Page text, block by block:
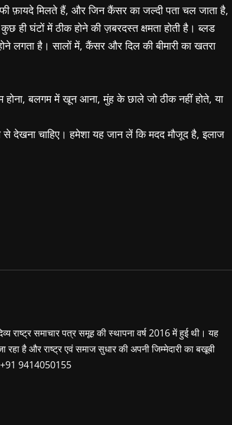
फ़ायदे मिलते हैं, और जिन कैंसर का जल्दी पता चल जाता है,
घंटों में ठीक होने की ज़बरदस्त क्षमता होती है। ब्लड
लगता है। सालों में, कैंसर और दिल की बीमारी का खतरा
होना, बलगम में खून आना, मुंह के छाले जो ठीक नहीं होते, या
से देखना चाहिए। हमेशा यह जान लें कि मदद मौजूद है, इलाज
राष्ट्र समाचार पत्र समूह की स्थापना वर्ष 2016 में हुई थी। यह
है और राष्ट्र एवं समाज सुधार की अपनी जिम्मेदारी का बखूबी
+91 9414050155